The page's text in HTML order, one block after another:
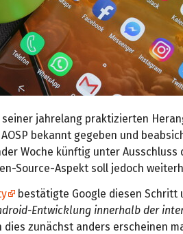
jahrelang praktizierten
bekannt gegeben und
Woche künftig unter
Source-Aspekt soll jedoch
bestätigte Google diesen Schritt
Entwicklung innerhalb der
dies zunächst anders erscheinen